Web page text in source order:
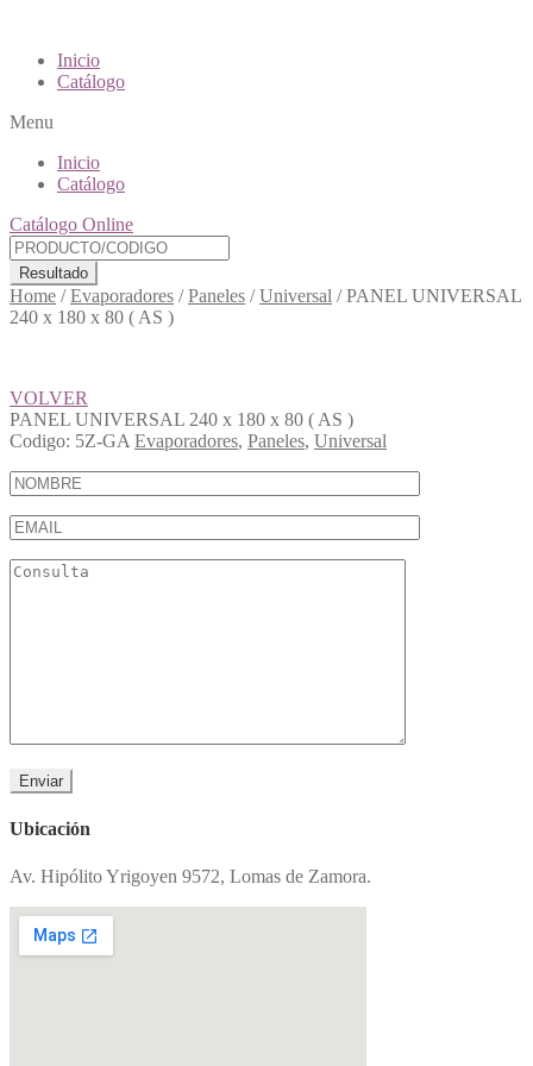
Inicio
Catálogo
Menu
Inicio
Catálogo
Catálogo Online
Resultado
Home /Evaporadores /Paneles /Universal /PANEL UNIVERSAL
240 x 180 x 80 ( AS )
VOLVER
PANEL UNIVERSAL 240 x 180 x 80 ( AS )
Codigo: 5Z-GA Evaporadores, Paneles, Universal
Ubicación
Av. Hipólito Yrigoyen 9572, Lomas de Zamora.